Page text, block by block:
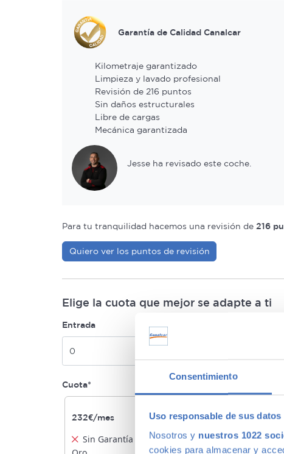
Consentimiento
Uso responsable de sus datos
Nosotros y nuestros 1022
cookies para almacenar y
Garantía de Calidad Canalcar
Kilometraje garantizado
Limpieza y lavado profesional
Revisión de 216 puntos
Sin daños estructurales
Libre de cargas
Mecánica garantizada
Jesse ha revisado este coche.
Para tu tranquilidad hacemos una revisión de 216
Quiero ver los puntos de revisión
Elige la cuota que mejor se adapte a ti
Entrada
Cuota*
232€/mes
Sin Garantía Premium
225€/mes
1 año Garantía